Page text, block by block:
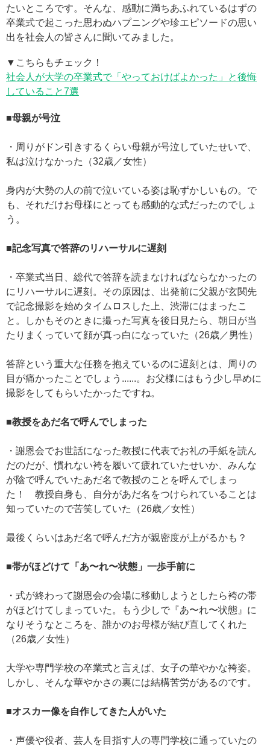
たいところです。そんな、感動に満ちあふれているはずの
卒業式で起こった思わぬハプニングや珍エピソードの思い
出を社会人の皆さんに聞いてみました。
▼こちらもチェック！
社会人が大学の卒業式で「やっておけばよかった」と後悔
していること7選
■母親が号泣
・周りがドン引きするくらい母親が号泣していたせいで、
私は泣けなかった（32歳／女性）
身内が大勢の人の前で泣いている姿は恥ずかしいもの。で
も、それだけお母様にとっても感動的な式だったのでしょ
う。
■記念写真で答辞のリハーサルに遅刻
・卒業式当日、総代で答辞を読まなければならなかったの
にリハーサルに遅刻。その原因は、出発前に父親が玄関先
で記念撮影を始めタイムロスした上、渋滞にはまったこ
と。しかもそのときに撮った写真を後日見たら、朝日が当
たりまくっていて顔が真っ白になっていた（26歳／男性）
答辞という重大な任務を抱えているのに遅刻とは、周りの
目が痛かったことでしょう......。お父様にはもう少し早めに
撮影をしてもらいたかったですね。
■教授をあだ名で呼んでしまった
・謝恩会でお世話になった教授に代表でお礼の手紙を読ん
だのだが、慣れない袴を履いて疲れていたせいか、みんな
が陰で呼んでいたあだ名で教授のことを呼んでしまっ
た！ 教授自身も、自分があだ名をつけられていることは
知っていたので苦笑していた（26歳／女性）
最後くらいはあだ名で呼んだ方が親密度が上がるかも？
■帯がほどけて「あ〜れ〜状態」一歩手前に
・式が終わって謝恩会の会場に移動しようとしたら袴の帯
がほどけてしまっていた。もう少しで『あ〜れ〜状態』に
なりそうなところを、誰かのお母様が結び直してくれた
（26歳／女性）
大学や専門学校の卒業式と言えば、女子の華やかな袴姿。
しかし、そんな華やかさの裏には結構苦労があるのです。
■オスカー像を自作してきた人がいた
・声優や役者、芸人を目指す人の専門学校に通っていたの